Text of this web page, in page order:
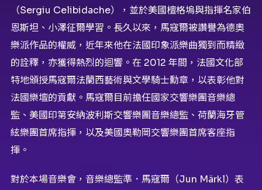
（Sergiu Celibidache），並於美國檀格塢與指揮名家伯
恩斯坦、小澤征爾學習。長久以來，馬寇爾被讚譽為德奧
樂派作品的權威，近年來他在法國印象派樂曲獨到而精緻
的詮釋，亦獲得熱烈的迴響。在 2012 年間，法國文化部
特地頒授馬寇爾法蘭西藝術與文學騎士勳章，以表彰他對
法國樂壇的貢獻。馬寇爾目前擔任國家交響樂團音樂總
監、美國印第安納波利斯交響樂團音樂總監、荷蘭海牙管
絃樂團首席指揮，以及美國奧勒岡交響樂團首席客座指
揮。
對於本場音樂會，音樂總監準．馬寇爾（Jun Märkl）表